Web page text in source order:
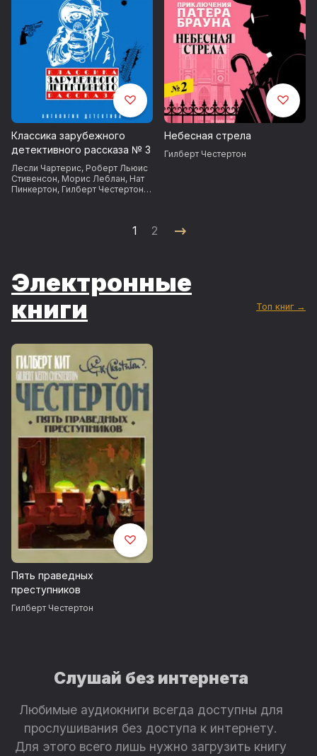
Классика зарубежного
детективного рассказа № 3
Лесли Чартерис, Роберт Льюис
Стивенсон, Морис Леблан, Нат
Пинкертон, Гилберт Честертон,
Небесная стрела
Гилберт Честертон
1 2
Электронные
книги
Топ книг →
Пять праведных
преступников
Гилберт Честертон
Слушай без интернета
Любимые аудиокниги всегда доступны для
прослушивания без доступа к интернету.
Для этого всего лишь нужно загрузить книгу